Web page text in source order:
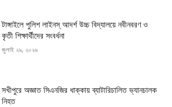
টাঙ্গাইলে পুলিশ লাইনস্ আদর্শ উচ্চ বিদ্যালয়ে নবীনবরণ ও
কৃতী শিক্ষার্থীদের সংবর্ধনা
জুলাই ২৯, ২০২৬
সখীপুরে অজ্ঞাত সিএনজির ধাক্কায় ব্যাটারিচালিত ভ্যানচালক
নিহত